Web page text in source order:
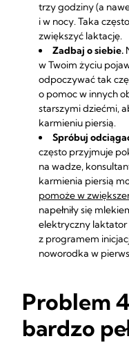
trzy godziny (a
i w nocy. Taka
zwiększyć laktację.
Zadbaj o siebie.
w Twoim życiu
odpoczywać tak
o pomoc w innych
starszymi dziećmi,
karmieniu piersią.
Spróbuj
często przyjmuje
na wadze,
karmienia piersią
pomoże w
napełniły się
elektryczny laktator
z programem
noworodka w
Problem
bardzo